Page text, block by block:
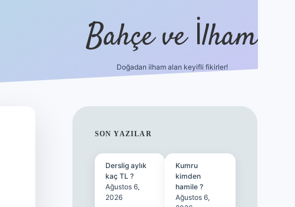
Bahçe ve İlham
Doğadan ilham alan keyifli fikirler!
SIDEBAR
SON YAZILAR
Derslig aylık
kaç TL ?
Ağustos 6,
2026
Kumru
kimden
hamile ?
Ağustos 6,
ilbet yeni giriş